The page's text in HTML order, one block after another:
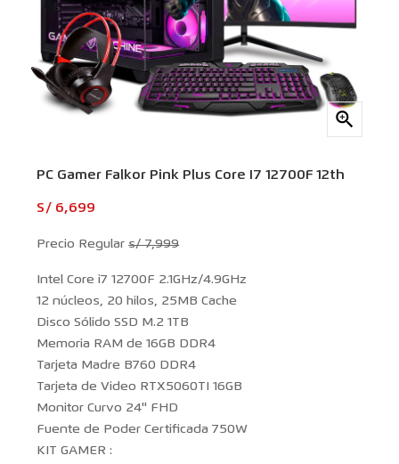

PC Gamer Falkor Pink Plus Core I7 12700F 12th
S/ 6,699
Precio Regulars/ 7,999
Intel Core i7 12700F 2.1GHz/4.9GHz
12 núcleos, 20 hilos, 25MB Cache
Disco Sólido SSD M.2 1TB
Memoria RAM de 16GB DDR4
Tarjeta Madre B760 DDR4
Tarjeta de Video RTX5060TI 16GB
Monitor Curvo 24'' FHD
Fuente de Poder Certificada 750W
KIT GAMER :